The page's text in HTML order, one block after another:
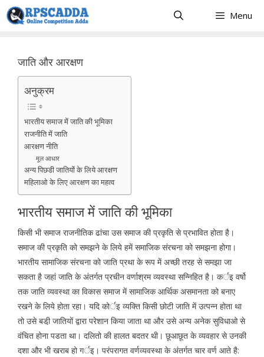
Skip
to
Menu
जाति और आरक्षण
अनुक्रम
भारतीय समाज में जाति की भूमिका
राजनीति में जाति
आरक्षण नीति
मूल आधार
अन्य पिछडी जातियोंं के लिये आरक्षण
महिलाओ के लिए आरक्षण का महत्व
भारतीय समाज में जाति की भूमिका
किसी भी समाज राजनीतिक ढांचा उस समाज की प्रकृति से प्रभावित होता है।
समाज की प्रकृति को समझने के लिये हमें समाजिक संरचना को समझना होगा।
भारतीय सामाजिक संरचना को जाति प्रथा के रूप में अच्छी तरह से समझा जा
सकता है जहां जाति के अंतर्गत प्रचीन वर्णाश्रम व्यवस्था सन्निहित है। कर्इ वर्षो
तक जाति व्यवस्था का विकास समाज में सामाजिक आर्थिक असमानता को बनाए
रखने के लिये होता रहा। यदि कोर्इ व्यक्ति किसी छोटी जाति में उत्पन्न होता था
तो उसे बडी़ जातियों द्वारा परेशान किया जाता था और उसे अन्य अनेक सुविधाओ से
वंचित होना पडता था। दलितो की हालत बदतर थी। छूआछूत के व्यवहार से उनकी
दशा और भी खराब हो गर्इ। परंपरागत वर्णव्यवस्था के अंतर्गत चार वर्ण आते है: